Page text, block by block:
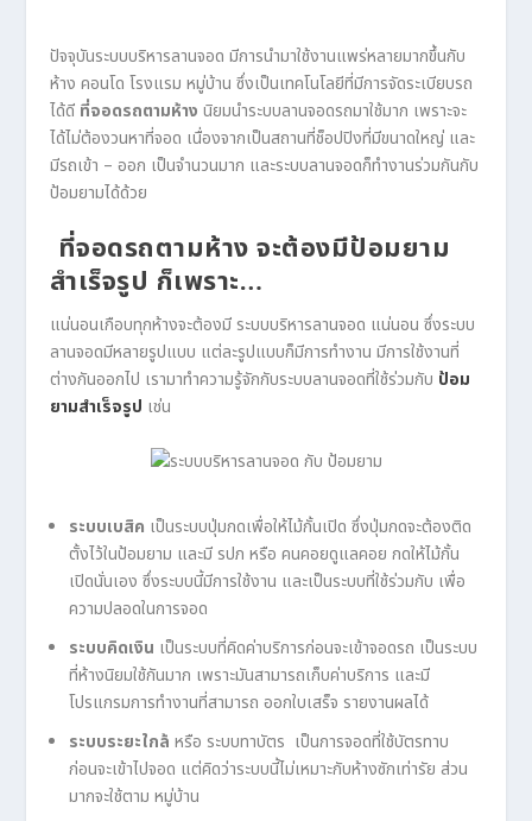
ปัจจุบันระบบบริหารลานจอด มีการนำมาใช้งานแพร่หลายมากขึ้นกับ
ห้าง คอนโด โรงแรม หมู่บ้าน ซึ่งเป็นเทคโนโลยีที่มีการจัดระเบียบรถ
ได้ดี ที่จอดรถตามห้าง นิยมนำระบบลานจอดรถมาใช้มาก เพราะจะ
ได้ไม่ต้องวนหาที่จอด เนื่องจากเป็นสถานที่ช็อปปิงที่มีขนาดใหญ่ และ
มีรถเข้า – ออก เป็นจำนวนมาก และระบบลานจอดก็ทำงานร่วมกันกับ
ป้อมยามได้ด้วย
ที่จอดรถตามห้าง จะต้องมีป้อมยาม
สำเร็จรูป ก็เพราะ…
แน่นอนเกือบทุกห้างจะต้องมี ระบบบริหารลานจอด แน่นอน ซึ่งระบบ
ลานจอดมีหลายรูปแบบ แต่ละรูปแบบก็มีการทำงาน มีการใช้งานที่
ต่างกันออกไป เรามาทำความรู้จักกับระบบลานจอดที่ใช้ร่วมกับ ป้อม
ยามสำเร็จรูป เช่น
ระบบเบสิค เป็นระบบปุ่มกดเพื่อให้ไม้กั้นเปิด ซึ่งปุ่มกดจะต้องติด
ตั้งไว้ในป้อมยาม และมี รปภ หรือ คนคอยดูแลคอย กดให้ไม้กั้น
เปิดนั่นเอง ซึ่งระบบนี้มีการใช้งาน และเป็นระบบที่ใช้ร่วมกับ เพื่อ
ความปลอดในการจอด
ระบบคิดเงิน เป็นระบบที่คิดค่าบริการก่อนจะเข้าจอดรถ เป็นระบบ
ที่ห้างนิยมใช้กันมาก เพราะมันสามารถเก็บค่าบริการ และมี
โปรแกรมการทำงานที่สามารถ ออกใบเสร็จ รายงานผลได้
ระบบระยะใกล้ หรือ ระบบทาบัตร เป็นการจอดที่ใช้บัตรทาบ
ก่อนจะเข้าไปจอด แต่คิดว่าระบบนี้ไม่เหมาะกับห้างซักเท่ารัย ส่วน
มากจะใช้ตาม หมู่บ้าน